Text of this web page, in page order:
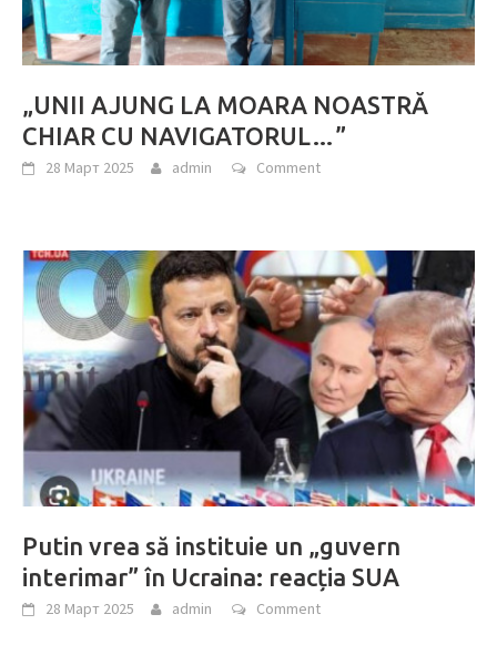
„UNII AJUNG LA MOARA NOASTRĂ
CHIAR CU NAVIGATORUL…”
28 Март 2025 admin Comment
Putin vrea să instituie un „guvern
interimar” în Ucraina: reacția SUA
28 Март 2025 admin Comment